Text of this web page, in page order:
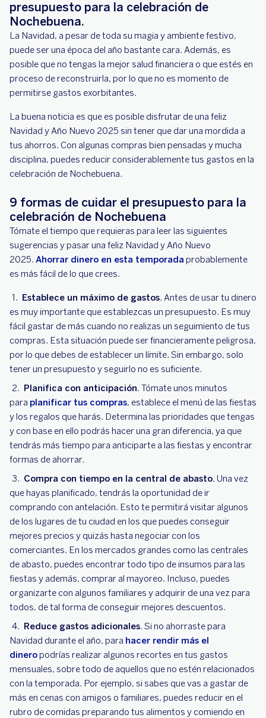
presupuesto para la celebración de
Nochebuena.
La Navidad, a pesar de toda su magia y ambiente festivo,
puede ser una época del año bastante cara. Además, es
posible que no tengas la mejor salud financiera o que estés en
proceso de reconstruirla, por lo que no es momento de
permitirse gastos exorbitantes.
La buena noticia es que es posible disfrutar de una feliz
Navidad y Año Nuevo 2025 sin tener que dar una mordida a
tus ahorros. Con algunas compras bien pensadas y mucha
disciplina, puedes reducir considerablemente tus gastos en la
celebración de Nochebuena.
9 formas de cuidar el presupuesto para la
celebración de Nochebuena
Tómate el tiempo que requieras para leer las siguientes
sugerencias y pasar una feliz Navidad y Año Nuevo
2025. Ahorrar dinero en esta temporada probablemente
es más fácil de lo que crees.
Establece un máximo de gastos. Antes de usar tu dinero
es muy importante que establezcas un presupuesto. Es muy
fácil gastar de más cuando no realizas un seguimiento de tus
compras. Esta situación puede ser financieramente peligrosa,
por lo que debes de establecer un límite. Sin embargo, solo
tener un presupuesto y seguirlo no es suficiente.
Planifica con anticipación. Tómate unos minutos
para planificar tus compras, establece el menú de las fiestas
y los regalos que harás. Determina las prioridades que tengas
y con base en ello podrás hacer una gran diferencia, ya que
tendrás más tiempo para anticiparte a las fiestas y encontrar
formas de ahorrar.
Compra con tiempo en la central de abasto. Una vez
que hayas planificado, tendrás la oportunidad de ir
comprando con antelación. Esto te permitirá visitar algunos
de los lugares de tu ciudad en los que puedes conseguir
mejores precios y quizás hasta negociar con los
comerciantes. En los mercados grandes como las centrales
de abasto, puedes encontrar todo tipo de insumos para las
fiestas y además, comprar al mayoreo. Incluso, puedes
organizarte con algunos familiares y adquirir de una vez para
todos, de tal forma de conseguir mejores descuentos.
Reduce gastos adicionales. Si no ahorraste para
Navidad durante el año, para hacer rendir más el
dineropodrías realizar algunos recortes en tus gastos
mensuales, sobre todo de aquellos que no estén relacionados
con la temporada. Por ejemplo, si sabes que vas a gastar de
más en cenas con amigos o familiares, puedes reducir en el
rubro de comidas preparando tus alimentos y comiendo en